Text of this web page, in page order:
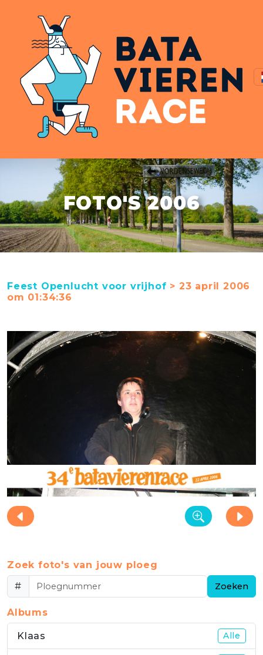
FOTO'S 2006
Feest Openlucht voor vrijhof > 23 april 2006
om 01:34:36
Zoek foto's van jouw ploeg
#
Zoeken
Albums
Klaas Alle